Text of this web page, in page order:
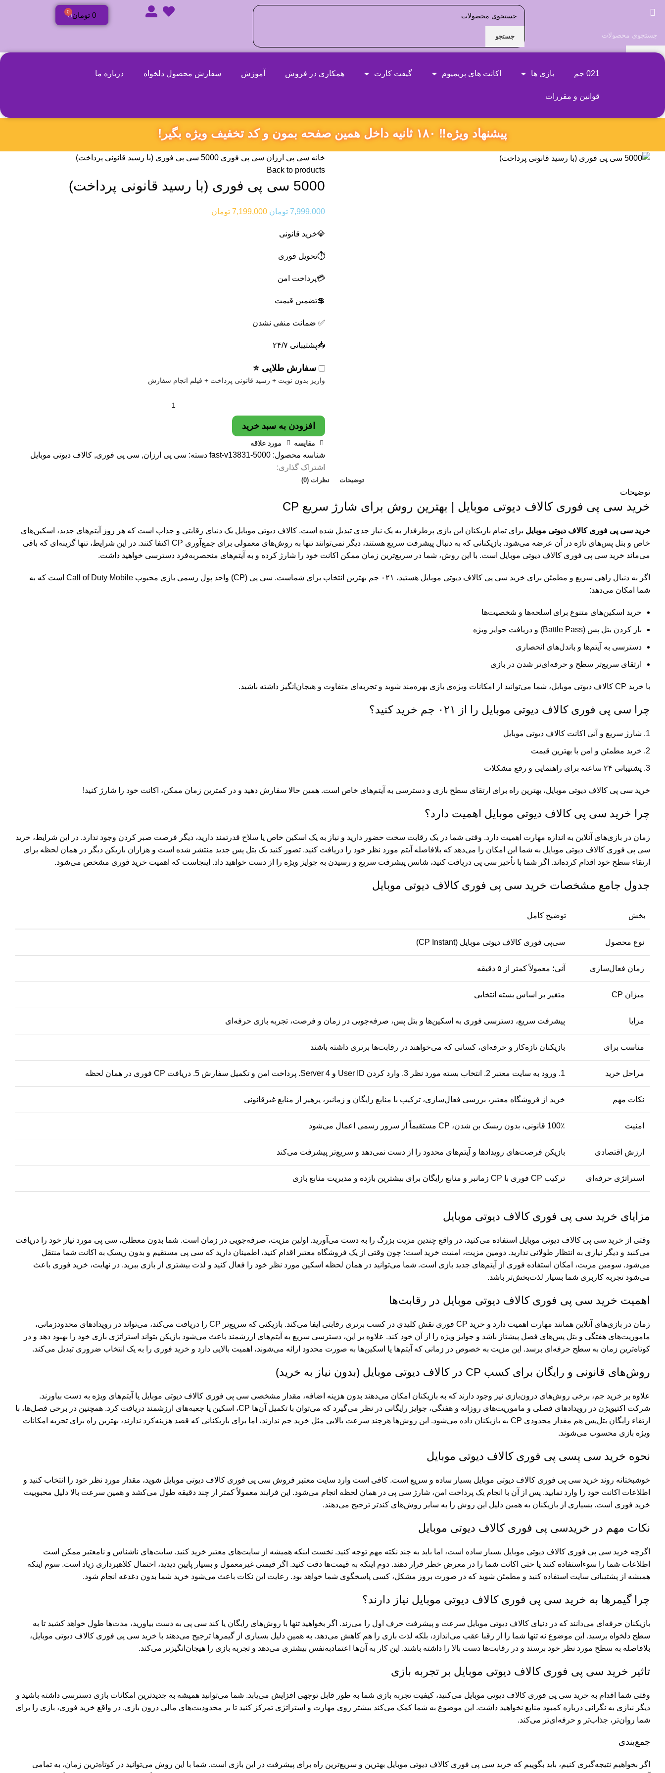
جستجو
0 تومان 0
021 جم بازی ها اکانت های پریمیوم گیفت کارت همکاری در فروش آموزش سفارش محصول دلخواه درباره ما
قوانین و مقررات
پیشنهاد ویژه‼️ ۱۸۰ ثانیه داخل همین صفحه بمون و کد تخفیف ویژه بگیر!
خانه سی پی ارزان سی پی فوری 5000 سی پی فوری (با رسید قانونی پرداخت)
Back to products
5000 سی پی فوری (با رسید قانونی پرداخت)
7,999,000 تومان 7,199,000 تومان
💎خرید قانونی
⏱️تحویل فوری
💳پرداخت امن
💲تضمین قیمت
✅ ضمانت منفی نشدن
📥پشتیبانی ۲۴/۷
سفارش طلایی ⭐
واریز بدون نوبت + رسید قانونی پرداخت + فیلم انجام سفارش
افزودن به سبد خرید
مقایسه مورد علاقه
شناسه محصول: 5000-fast-v13831 دسته: سی پی ارزان, سی پی فوری, کالاف دیوتی موبایل
اشتراک گذاری:
توضیحات نظرات (0)
توضیحات
خرید سی پی فوری کالاف دیوتی موبایل | بهترین روش برای شارژ سریع CP
خرید سی پی فوری کالاف دیوتی موبایل برای تمام بازیکنان این بازی پرطرفدار به یک نیاز جدی تبدیل شده است. کالاف دیوتی موبایل یک دنیای رقابتی و جذاب است که هر روز آیتم‌های جدید، اسکین‌های
خاص و بتل پس‌های تازه در آن عرضه می‌شود. بازیکنانی که به دنبال پیشرفت سریع هستند، دیگر نمی‌توانند تنها به روش‌های معمولی برای جمع‌آوری CP اکتفا کنند. در این شرایط، تنها گزینه‌ای که باقی
می‌ماند خرید سی پی فوری کالاف دیوتی موبایل است. با این روش، شما در سریع‌ترین زمان ممکن اکانت خود را شارژ کرده و به آیتم‌های منحصر‌به‌فرد دسترسی خواهید داشت.
اگر به دنبال راهی سریع و مطمئن برای خرید سی پی کالاف دیوتی موبایل هستید، ۰۲۱ جم بهترین انتخاب برای شماست. سی پی (CP) واحد پول رسمی بازی محبوب Call of Duty Mobile است که به
شما امکان می‌دهد:
خرید اسکین‌های متنوع برای اسلحه‌ها و شخصیت‌ها
باز کردن بتل پس (Battle Pass) و دریافت جوایز ویژه
دسترسی به آیتم‌ها و باندل‌های انحصاری
ارتقای سریع‌تر سطح و حرفه‌ای‌تر شدن در بازی
با خرید CP کالاف دیوتی موبایل، شما می‌توانید از امکانات ویژه‌ی بازی بهره‌مند شوید و تجربه‌ای متفاوت و هیجان‌انگیز داشته باشید.
چرا سی پی فوری کالاف دیوتی موبایل را از ۰۲۱ جم خرید کنید؟
شارژ سریع و آنی اکانت کالاف دیوتی موبایل
خرید مطمئن و امن با بهترین قیمت
پشتیبانی ۲۴ ساعته برای راهنمایی و رفع مشکلات
خرید سی پی کالاف دیوتی موبایل، بهترین راه برای ارتقای سطح بازی و دسترسی به آیتم‌های خاص است. همین حالا سفارش دهید و در کمترین زمان ممکن، اکانت خود را شارژ کنید!
چرا خرید سی پی کالاف دیوتی موبایل اهمیت دارد؟
زمان در بازی‌های آنلاین به اندازه مهارت اهمیت دارد. وقتی شما در یک رقابت سخت حضور دارید و نیاز به یک اسکین خاص یا سلاح قدرتمند دارید، دیگر فرصت صبر کردن وجود ندارد. در این شرایط، خرید
سی پی فوری کالاف دیوتی موبایل به شما این امکان را می‌دهد که بلافاصله آیتم مورد نظر خود را دریافت کنید. تصور کنید یک بتل پس جدید منتشر شده است و هزاران بازیکن دیگر در همان لحظه برای
ارتقاء سطح خود اقدام کرده‌اند. اگر شما با تأخیر سی پی دریافت کنید، شانس پیشرفت سریع و رسیدن به جوایز ویژه را از دست خواهید داد. اینجاست که اهمیت خرید فوری مشخص می‌شود.
جدول جامع مشخصات خرید سی پی فوری کالاف دیوتی موبایل
بخش توضیح کامل
نوع محصول سی‌پی فوری کالاف دیوتی موبایل (CP Instant)
زمان فعال‌سازی آنی؛ معمولاً کمتر از ۵ دقیقه
میزان CP متغیر بر اساس بسته انتخابی
مزایا پیشرفت سریع، دسترسی فوری به اسکین‌ها و بتل پس، صرفه‌جویی در زمان و فرصت، تجربه بازی حرفه‌ای
مناسب برای بازیکنان تازه‌کار و حرفه‌ای، کسانی که می‌خواهند در رقابت‌ها برتری داشته باشند
مراحل خرید 1. ورود به سایت معتبر 2. انتخاب بسته مورد نظر 3. وارد کردن User ID و Server 4. پرداخت امن و تکمیل سفارش 5. دریافت CP فوری در همان لحظه
نکات مهم خرید از فروشگاه معتبر، بررسی فعال‌سازی، ترکیب با منابع رایگان و زمانبر، پرهیز از منابع غیرقانونی
امنیت 100٪ قانونی، بدون ریسک بن شدن، CP مستقیماً از سرور رسمی اعمال می‌شود
ارزش اقتصادی بازیکن فرصت‌های رویدادها و آیتم‌های محدود را از دست نمی‌دهد و سریع‌تر پیشرفت می‌کند
استراتژی حرفه‌ای ترکیب CP فوری با CP زمانبر و منابع رایگان برای بیشترین بازده و مدیریت منابع بازی
مزایای خرید سی پی فوری کالاف دیوتی موبایل
وقتی از خرید سی پی کالاف دیوتی موبایل استفاده می‌کنید، در واقع چندین مزیت بزرگ را به دست می‌آورید. اولین مزیت، صرفه‌جویی در زمان است. شما بدون معطلی، سی پی مورد نیاز خود را دریافت
می‌کنید و دیگر نیازی به انتظار طولانی ندارید. دومین مزیت، امنیت خرید است؛ چون وقتی از یک فروشگاه معتبر اقدام کنید، اطمینان دارید که سی پی مستقیم و بدون ریسک به اکانت شما منتقل
می‌شود. سومین مزیت، امکان استفاده فوری از آیتم‌های جدید بازی است. شما می‌توانید در همان لحظه اسکین مورد نظر خود را فعال کنید و لذت بیشتری از بازی ببرید. در نهایت، خرید فوری باعث
می‌شود تجربه کاربری شما بسیار لذت‌بخش‌تر باشد.
اهمیت خرید سی پی فوری کالاف دیوتی موبایل در رقابت‌ها
زمان در بازی‌های آنلاین همانند مهارت اهمیت دارد و خرید CP فوری نقش کلیدی در کسب برتری رقابتی ایفا می‌کند. بازیکنی که سریع‌تر CP را دریافت می‌کند، می‌تواند در رویدادهای محدودزمانی،
ماموریت‌های هفتگی و بتل پس‌های فصل پیشتاز باشد و جوایز ویژه را از آن خود کند. علاوه بر این، دسترسی سریع به آیتم‌های ارزشمند باعث می‌شود بازیکن بتواند استراتژی بازی خود را بهبود دهد و در
کوتاه‌ترین زمان به سطح حرفه‌ای برسد. این مزیت به خصوص در زمانی که آیتم‌ها یا اسکین‌ها به صورت محدود ارائه می‌شوند، اهمیت بالایی دارد و خرید فوری را به یک انتخاب ضروری تبدیل می‌کند.
روش‌های قانونی و رایگان برای کسب CP در کالاف دیوتی موبایل (بدون نیاز به خرید)
علاوه بر خرید جم، برخی روش‌های درون‌بازی نیز وجود دارند که به بازیکنان امکان می‌دهند بدون هزینه اضافه، مقدار مشخصی سی پی فوری کالاف دیوتی موبایل یا آیتم‌های ویژه به دست بیاورند.
شرکت اکتیویژن در رویدادهای فصلی و ماموریت‌های روزانه و هفتگی، جوایز رایگانی در نظر می‌گیرد که می‌توان با تکمیل آن‌ها CP، اسکین یا جعبه‌های ارزشمند دریافت کرد. همچنین در برخی فصل‌ها، با
ارتقاء رایگان بتل‌پس هم مقدار محدودی CP به بازیکنان داده می‌شود. این روش‌ها هرچند سرعت بالایی مثل خرید جم ندارند، اما برای بازیکنانی که قصد هزینه‌کرد ندارند، بهترین راه برای تجربه امکانات
ویژه بازی محسوب می‌شوند.
نحوه خرید سی پسی پی فوری کالاف دیوتی موبایل
خوشبختانه روند خرید سی پی فوری کالاف دیوتی موبایل بسیار ساده و سریع است. کافی است وارد سایت معتبر فروش سی پی فوری کالاف دیوتی موبایل شوید، مقدار مورد نظر خود را انتخاب کنید و
اطلاعات اکانت خود را وارد نمایید. پس از آن با انجام یک پرداخت امن، شارژ سی پی در همان لحظه انجام می‌شود. این فرایند معمولاً کمتر از چند دقیقه طول می‌کشد و همین سرعت بالا دلیل محبوبیت
خرید فوری است. بسیاری از بازیکنان به همین دلیل این روش را به سایر روش‌های کندتر ترجیح می‌دهند.
نکات مهم در خریدسی پی فوری کالاف دیوتی موبایل
اگرچه خرید سی پی فوری کالاف دیوتی موبایل بسیار ساده است، اما باید به چند نکته مهم توجه کنید. نخست اینکه همیشه از سایت‌های معتبر خرید کنید. سایت‌های ناشناس و نامعتبر ممکن است
اطلاعات شما را سوءاستفاده کنند یا حتی اکانت شما را در معرض خطر قرار دهند. دوم اینکه به قیمت‌ها دقت کنید. اگر قیمتی غیرمعمول و بسیار پایین دیدید، احتمال کلاهبرداری زیاد است. سوم اینکه
همیشه از پشتیبانی سایت استفاده کنید و مطمئن شوید که در صورت بروز مشکل، کسی پاسخگوی شما خواهد بود. رعایت این نکات باعث می‌شود خرید شما بدون دغدغه انجام شود.
چرا گیمرها به خرید سی پی فوری کالاف دیوتی موبایل نیاز دارند؟
بازیکنان حرفه‌ای می‌دانند که در دنیای کالاف دیوتی موبایل سرعت و پیشرفت حرف اول را می‌زند. اگر بخواهید تنها با روش‌های رایگان یا کند سی پی به دست بیاورید، مدت‌ها طول خواهد کشید تا به
سطح دلخواه برسید. این موضوع نه تنها شما را از رقبا عقب می‌اندازد، بلکه لذت بازی را هم کاهش می‌دهد. به همین دلیل بسیاری از گیمرها ترجیح می‌دهند با خرید سی پی فوری کالاف دیوتی موبایل،
بلافاصله به سطح مورد نظر خود برسند و در رقابت‌ها دست بالا را داشته باشند. این کار به آن‌ها اعتمادبه‌نفس بیشتری می‌دهد و تجربه بازی را هیجان‌انگیزتر می‌کند.
تاثیر خرید سی پی فوری کالاف دیوتی موبایل بر تجربه بازی
وقتی شما اقدام به خرید سی پی فوری کالاف دیوتی موبایل می‌کنید، کیفیت تجربه بازی شما به طور قابل توجهی افزایش می‌یابد. شما می‌توانید همیشه به جدیدترین امکانات بازی دسترسی داشته باشید و
دیگر نیازی به نگرانی درباره کمبود منابع نخواهید داشت. این موضوع به شما کمک می‌کند بیشتر روی مهارت و استراتژی تمرکز کنید تا بر محدودیت‌های مالی درون بازی. در واقع خرید فوری، بازی را برای
شما روان‌تر، جذاب‌تر و حرفه‌ای‌تر می‌کند.
جمع‌بندی
اگر بخواهیم نتیجه‌گیری کنیم، باید بگوییم که خرید سی پی فوری کالاف دیوتی موبایل بهترین و سریع‌ترین راه برای پیشرفت در این بازی است. شما با این روش می‌توانید در کوتاه‌ترین زمان، به تمامی
نام محصول مورد نظر را بنویسید